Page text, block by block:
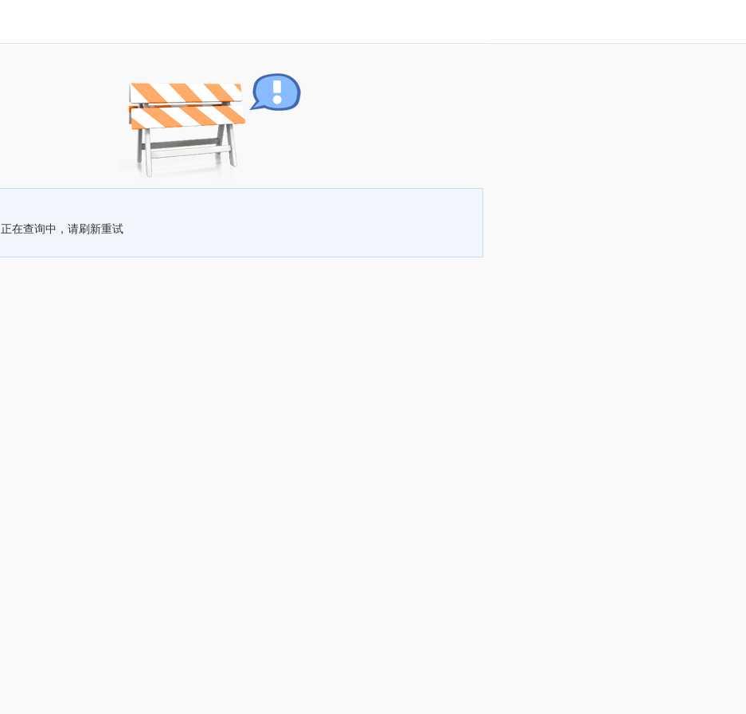
正在查询中，请刷新重试